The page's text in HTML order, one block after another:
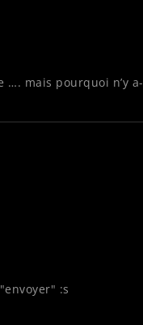
mais pourquoi n’y
:s